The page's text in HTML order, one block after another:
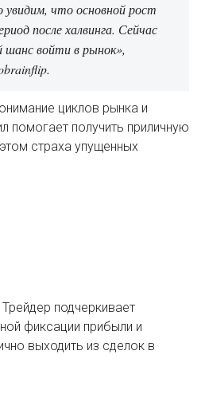
увидим, что основной рост
после халвинга. Сейчас
шанс войти в рынок»,
циклов рынка и
помогает получить приличную
страха упущенных
Трейдер подчеркивает
фиксации прибыли и
выходить из сделок в